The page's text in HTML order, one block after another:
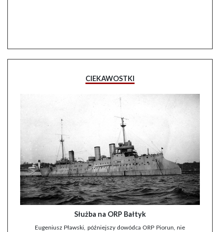
CIEKAWOSTKI
Służba na ORP Bałtyk
Eugeniusz Pławski, późniejszy dowódca ORP Piorun, nie